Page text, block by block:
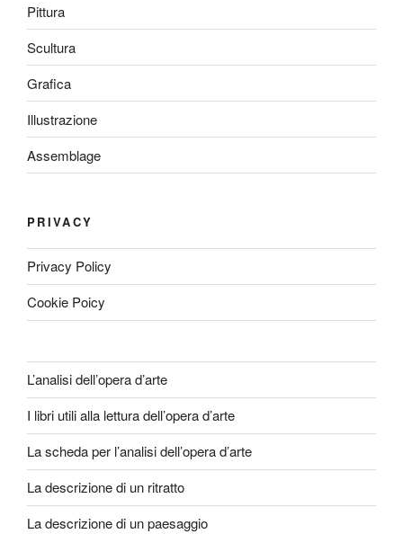
Pittura
Scultura
Grafica
Illustrazione
Assemblage
PRIVACY
Privacy Policy
Cookie Poicy
L’analisi dell’opera d’arte
I libri utili alla lettura dell’opera d’arte
La scheda per l’analisi dell’opera d’arte
La descrizione di un ritratto
La descrizione di un paesaggio